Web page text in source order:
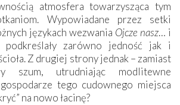
atmosfera towarzysząca tym
Wypowiadane przez setki
językach wezwania Ojcze nasz… i
zarówno jedność jak i
Z drugiej strony jednak – zamiast
szum, utrudniając modlitewne
tego cudownego miejsca
na nowo łacinę?